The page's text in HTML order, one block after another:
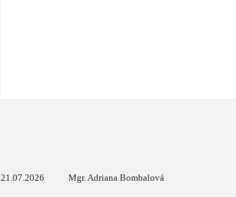
21.07.2026 Mgr. Adriana Bombalová